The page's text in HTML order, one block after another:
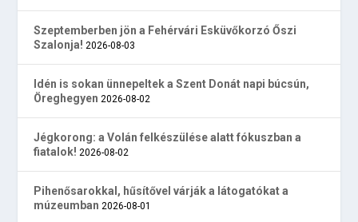
Szeptemberben jön a Fehérvári Esküvőkorzó Őszi
Szalonja! 2026-08-03
Idén is sokan ünnepeltek a Szent Donát napi búcsún,
Öreghegyen 2026-08-02
Jégkorong: a Volán felkészülése alatt fókuszban a
fiatalok! 2026-08-02
Pihenősarokkal, hűsítővel várják a látogatókat a
múzeumban 2026-08-01